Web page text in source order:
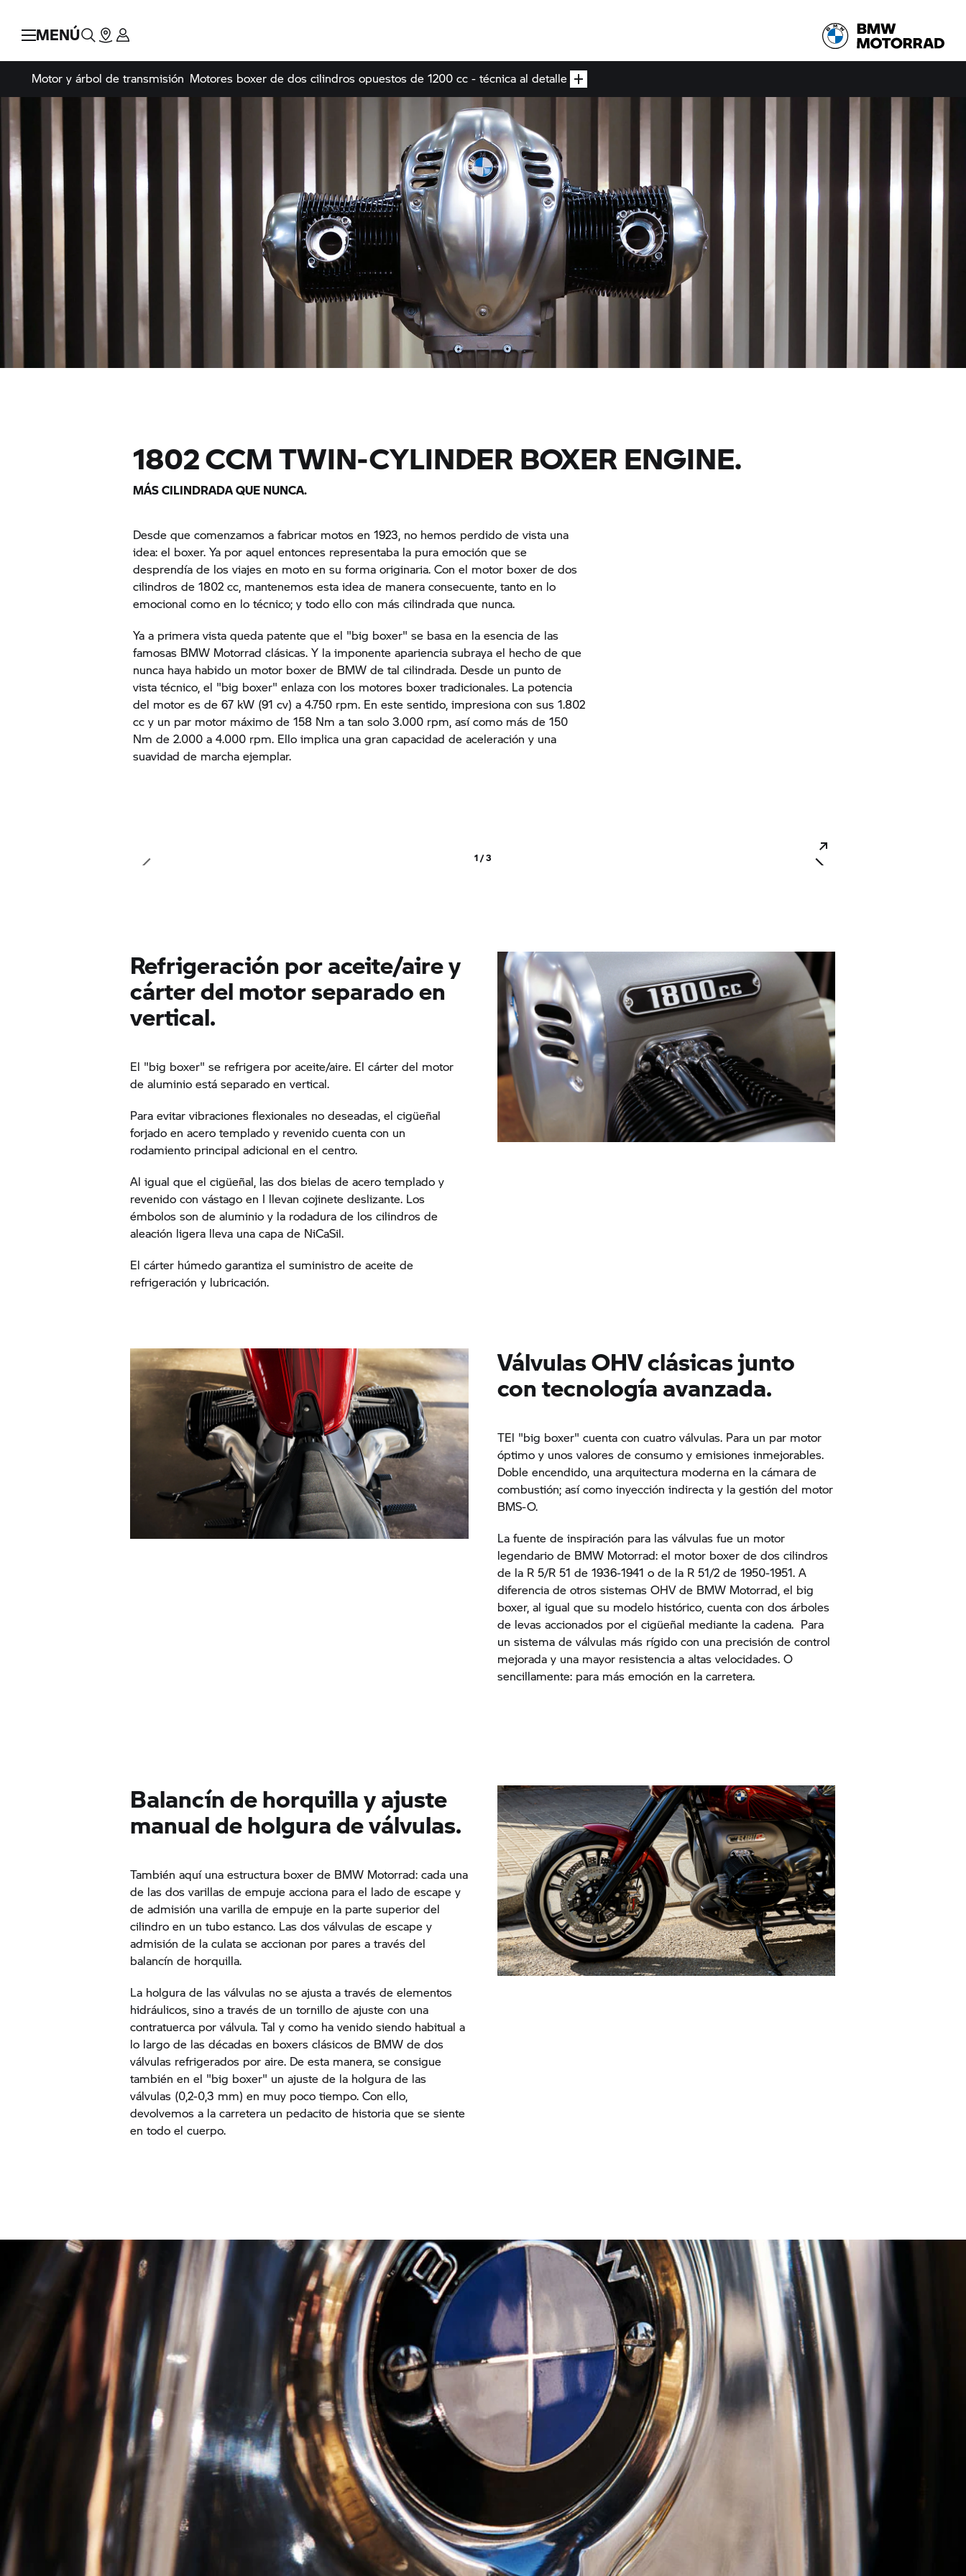
MENÚ
Motor y árbol de transmisión Motores boxer de dos cilindros opuestos de 1200 cc - técnica al detalle
1802 CCM TWIN-CYLINDER BOXER ENGINE.
MÁS CILINDRADA QUE NUNCA.
Desde que comenzamos a fabricar motos en 1923, no hemos perdido de vista una
idea: el boxer. Ya por aquel entonces representaba la pura emoción que se
desprendía de los viajes en moto en su forma originaria. Con el motor boxer de dos
cilindros de 1802 cc, mantenemos esta idea de manera consecuente, tanto en lo
emocional como en lo técnico; y todo ello con más cilindrada que nunca.
Ya a primera vista queda patente que el "big boxer" se basa en la esencia de las
famosas BMW Motorrad clásicas. Y la imponente apariencia subraya el hecho de que
nunca haya habido un motor boxer de BMW de tal cilindrada. Desde un punto de
vista técnico, el "big boxer" enlaza con los motores boxer tradicionales. La potencia
del motor es de 67 kW (91 cv) a 4.750 rpm. En este sentido, impresiona con sus 1.802
cc y un par motor máximo de 158 Nm a tan solo 3.000 rpm, así como más de 150
Nm de 2.000 a 4.000 rpm. Ello implica una gran capacidad de aceleración y una
suavidad de marcha ejemplar.
1 / 3
Refrigeración por aceite/aire y
cárter del motor separado en
vertical.
El "big boxer" se refrigera por aceite/aire. El cárter del motor
de aluminio está separado en vertical.
Para evitar vibraciones flexionales no deseadas, el cigüeñal
forjado en acero templado y revenido cuenta con un
rodamiento principal adicional en el centro.
Al igual que el cigüeñal, las dos bielas de acero templado y
revenido con vástago en I llevan cojinete deslizante. Los
émbolos son de aluminio y la rodadura de los cilindros de
aleación ligera lleva una capa de NiCaSil.
El cárter húmedo garantiza el suministro de aceite de
refrigeración y lubricación.
Válvulas OHV clásicas junto
con tecnología avanzada.
TEl "big boxer" cuenta con cuatro válvulas. Para un par motor
óptimo y unos valores de consumo y emisiones inmejorables.
Doble encendido, una arquitectura moderna en la cámara de
combustión; así como inyección indirecta y la gestión del motor
BMS-O.
La fuente de inspiración para las válvulas fue un motor
legendario de BMW Motorrad: el motor boxer de dos cilindros
de la R 5/R 51 de 1936-1941 o de la R 51/2 de 1950-1951. A
diferencia de otros sistemas OHV de BMW Motorrad, el big
boxer, al igual que su modelo histórico, cuenta con dos árboles
de levas accionados por el cigüeñal mediante la cadena. Para
un sistema de válvulas más rígido con una precisión de control
mejorada y una mayor resistencia a altas velocidades. O
sencillamente: para más emoción en la carretera.
Balancín de horquilla y ajuste
manual de holgura de válvulas.
También aquí una estructura boxer de BMW Motorrad: cada una
de las dos varillas de empuje acciona para el lado de escape y
de admisión una varilla de empuje en la parte superior del
cilindro en un tubo estanco. Las dos válvulas de escape y
admisión de la culata se accionan por pares a través del
balancín de horquilla.
La holgura de las válvulas no se ajusta a través de elementos
hidráulicos, sino a través de un tornillo de ajuste con una
contratuerca por válvula. Tal y como ha venido siendo habitual a
lo largo de las décadas en boxers clásicos de BMW de dos
válvulas refrigerados por aire. De esta manera, se consigue
también en el "big boxer" un ajuste de la holgura de las
válvulas (0,2-0,3 mm) en muy poco tiempo. Con ello,
devolvemos a la carretera un pedacito de historia que se siente
en todo el cuerpo.